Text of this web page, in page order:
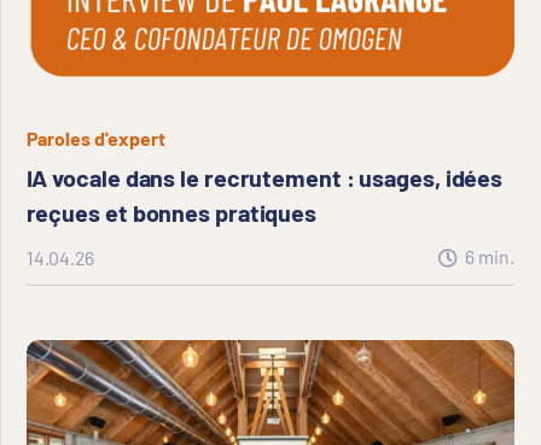
Paroles d'expert
IA vocale dans le recrutement : usages, idées
reçues et bonnes pratiques
14.04.26 6 min.